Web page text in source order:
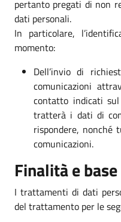
pertanto pregati di non
dati personali.
In particolare,
momento:
Dell’invio di
comunicazioni
contatto indicati
tratterà i dati di
rispondere,
comunicazioni.
Finalità e
I trattamenti di dati
del trattamento per le